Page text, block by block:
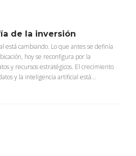
de la inversión
está cambiando. Lo que antes se definía
hoy se reconfigura por la
y recursos estratégicos. El crecimiento
y la inteligencia artificial está...